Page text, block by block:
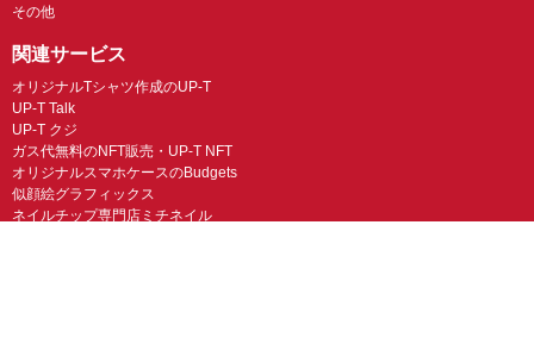
その他
関連サービス
オリジナルTシャツ作成のUP-T
UP-T Talk
UP-T クジ
ガス代無料のNFT販売・UP-T NFT
オリジナルスマホケースのBudgets
似顔絵グラフィックス
ネイルチップ専門店ミチネイル